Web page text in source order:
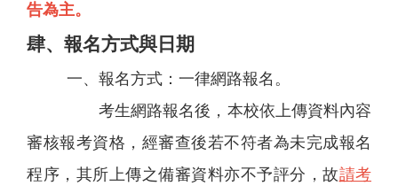
告為主。
肆、報名方式與日期
一、報名方式：一律網路報名。
考生網路報名後，本校依上傳資料內容
審核報考資格，經審查後若不符者為未完成報名
程序，其所上傳之備審資料亦不予評分，故請考